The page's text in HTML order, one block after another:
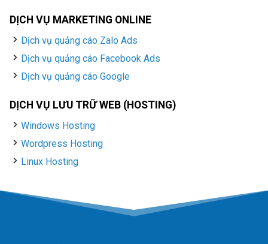
DỊCH VỤ MARKETING ONLINE
Dịch vụ quảng cáo Zalo Ads
Dịch vụ quảng cáo Facebook Ads
Dịch vụ quảng cáo Google
DỊCH VỤ LƯU TRỮ WEB (HOSTING)
Windows Hosting
Wordpress Hosting
Linux Hosting